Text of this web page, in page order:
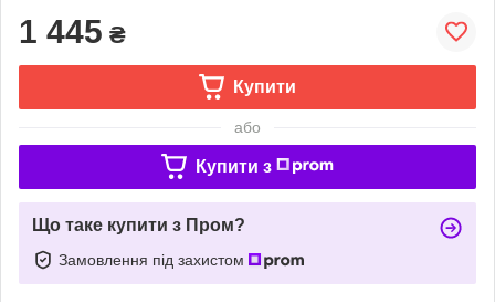
1 445 ₴
Купити
або
Купити з
Що таке купити з Пром?
Замовлення під захистом